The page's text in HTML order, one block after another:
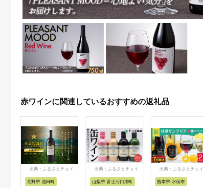
赤ワインに関連しているおすすめの返礼品
出典：ふるさとチョイ
長野県 池田町
出典：ふるさとチョイ
山梨県 富士河口湖町
出典：ふるさとチョイ
熊本県 水俣市